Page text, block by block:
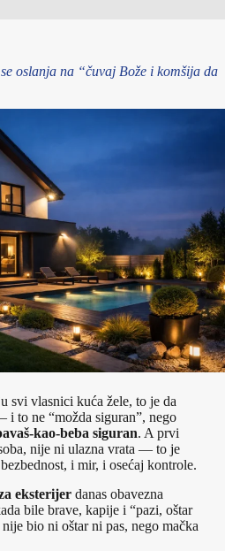
oslanja na “čuvaj Bože i komšija da
svi vlasnici kuća žele, to je da
to ne “možda siguran”, nego
kao-beba siguran. A prvi
nije ni ulazna vrata — to je
i mir, i osećaj kontrole.
eksterijer danas obavezna
bile brave, kapije i “pazi, oštar
bio ni oštar ni pas, nego mačka